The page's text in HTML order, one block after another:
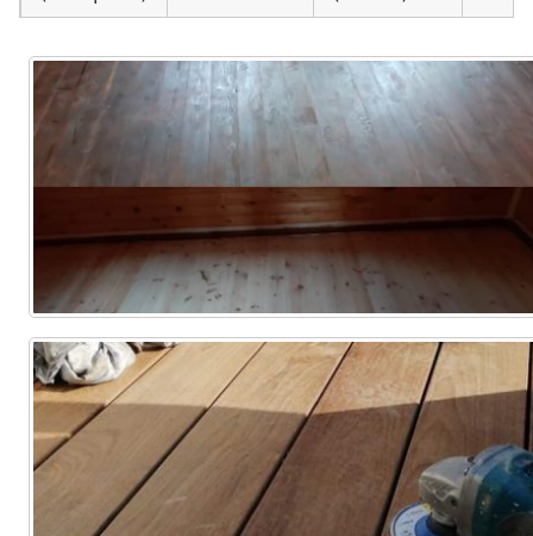
parquet o
Tarima
Local
Comercial
parquet o
Tarima
Vivienda
(Completa)
parquet o
Tarima
Vivienda